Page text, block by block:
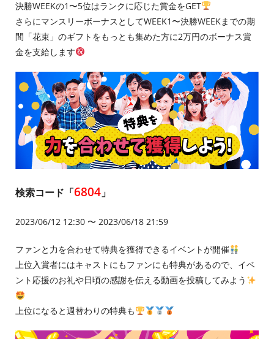
決勝WEEKの1〜5位はランクに応じた賞金をGET
さらにマンスリーボーナスとしてWEEK1〜決勝WEEKまでの期
間「花束」のギフトをもっとも集めた方に2万円のボーナス賞
金を支給します
検索コード「6804 」
2023/06/12 12:30 〜 2023/06/18 21:59
ファンと力を合わせて特典を獲得できるイベントが開催
上位入賞者にはキャストにもファンにも特典があるので、イベ
ント応援のお礼や日頃の感謝を伝える動画を投稿してみよう
上位になると週替わりの特典も